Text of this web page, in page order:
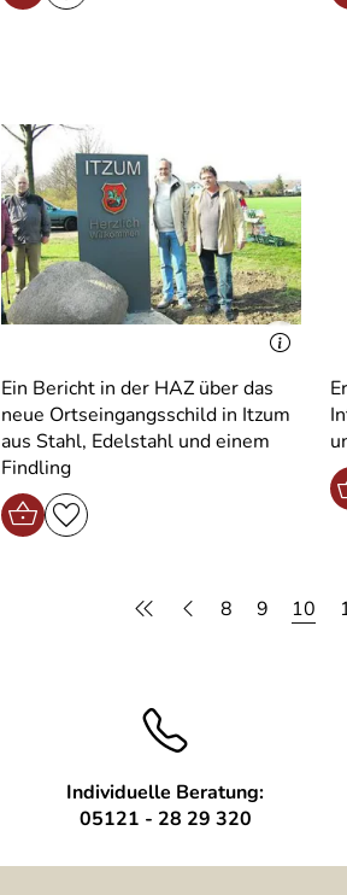
Ein Bericht in der HAZ über das
neue Ortseingangsschild in Itzum
aus Stahl, Edelstahl und einem
Findling
8 9 10
Individuelle Beratung:
05121 - 28 29 320